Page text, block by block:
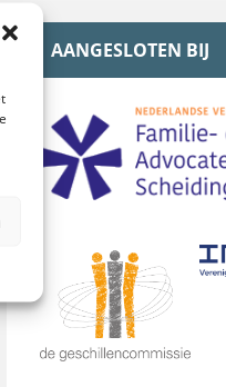
AANGESLOTEN BIJ